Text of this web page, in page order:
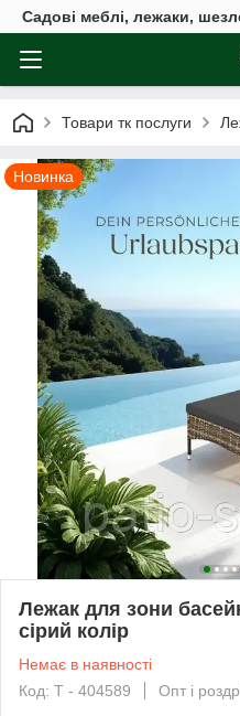
Садові меблі, лежаки,
Товари тк послуги
Новинка
Лежак для зони
сірий колір
Немає в наявності
Код: T - 404589
Опт і